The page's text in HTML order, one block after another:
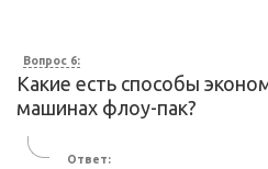
Вопрос 6:
Какие есть способы
машинах флоу-пак?
Ответ: